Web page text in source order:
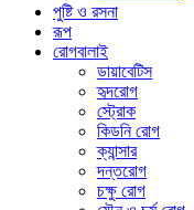
পুষ্টি ও রসনা
রূপ
রোগবালাই
ডায়াবেটিস
হৃদরোগ
স্ট্রোক
কিডনি রোগ
ক্যান্সার
দন্তরোগ
চক্ষু রোগ